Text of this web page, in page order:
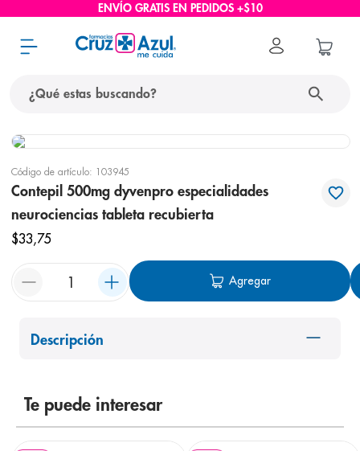
ENVÍO GRATIS EN PEDIDOS +$10
Código de artículo: 103945
Contepil 500mg dyvenpro especialidades
neurociencias tableta recubierta
$33,75
Agregar
Descripción
Te puede interesar
términos más buscados
protector solar
2. pañales
3.
4. cerave
bioderma
9 . pediasure